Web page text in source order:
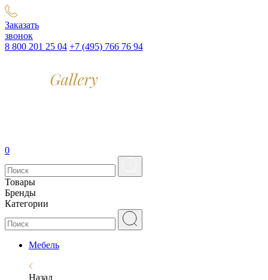
Заказать
звонок
8 800 201 25 04 +7 (495) 766 76 94
0
Товары
Бренды
Категории
Мебель
Назад